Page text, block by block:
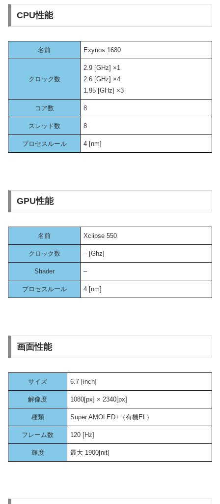
CPU性能
名前 Exynos 1680
クロック数
2.9 [GHz] ×1
2.6 [GHz] ×4
1.95 [GHz] ×3
コア数 8
スレッド数 8
プロセスルール 4 [nm]
GPU性能
名前 Xclipse 550
クロック数 – [Ghz]
Shader –
プロセスルール 4 [nm]
画面性能
サイズ 6.7 [inch]
解像度 1080[px] × 2340[px]
種類 Super AMOLED+（有機EL）
フレーム数 120 [Hz]
輝度 最大 1900[nit]